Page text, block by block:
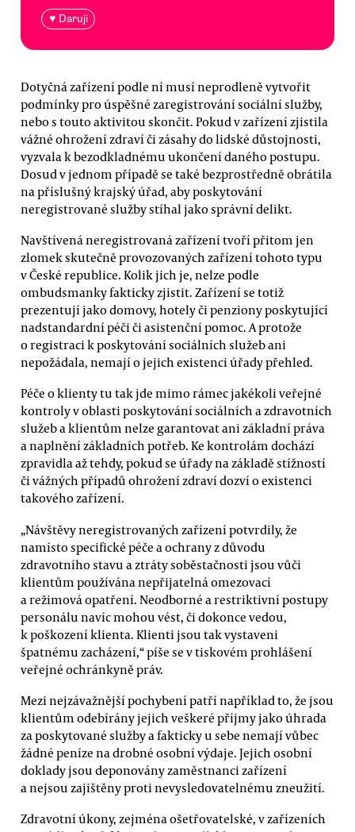
♥ Daruji
Dotyčná zařízení podle ní musí neprodleně vytvořit
podmínky pro úspěšné zaregistrování sociální služby,
nebo s touto aktivitou skončit. Pokud v zařízení zjistila
vážné ohrožení zdraví či zásahy do lidské důstojnosti,
vyzvala k bezodkladnému ukončení daného postupu.
Dosud v jednom případě se také bezprostředně obrátila
na příslušný krajský úřad, aby poskytování
neregistrované služby stíhal jako správní delikt.
Navštívená neregistrovaná zařízení tvoří přitom jen
zlomek skutečně provozovaných zařízení tohoto typu
v České republice. Kolik jich je, nelze podle
ombudsmanky fakticky zjistit. Zařízení se totiž
prezentují jako domovy, hotely či penziony poskytující
nadstandardní péči či asistenční pomoc. A protože
o registraci k poskytování sociálních služeb ani
nepožádala, nemají o jejich existenci úřady přehled.
Péče o klienty tu tak jde mimo rámec jakékoli veřejné
kontroly v oblasti poskytování sociálních a zdravotních
služeb a klientům nelze garantovat ani základní práva
a naplnění základních potřeb. Ke kontrolám dochází
zpravidla až tehdy, pokud se úřady na základě stížností
či vážných případů ohrožení zdraví dozví o existenci
takového zařízení.
„Návštěvy neregistrovaných zařízení potvrdily, že
namísto specifické péče a ochrany z důvodu
zdravotního stavu a ztráty soběstačnosti jsou vůči
klientům používána nepřijatelná omezovací
a režimová opatření. Neodborné a restriktivní postupy
personálu navíc mohou vést, či dokonce vedou,
k poškození klienta. Klienti jsou tak vystaveni
špatnému zacházení,“ píše se v tiskovém prohlášení
veřejné ochránkyně práv.
Mezi nejzávažnější pochybení patří například to, že jsou
klientům odebírány jejich veškeré příjmy jako úhrada
za poskytované služby a fakticky u sebe nemají vůbec
žádné peníze na drobné osobní výdaje. Jejich osobní
doklady jsou deponovány zaměstnanci zařízení
a nejsou zajištěny proti nevysledovatelnému zneužití.
Zdravotní úkony, zejména ošetřovatelské, v zařízeních